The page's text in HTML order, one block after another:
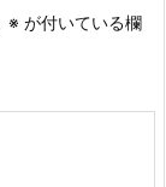
※ が付いている欄